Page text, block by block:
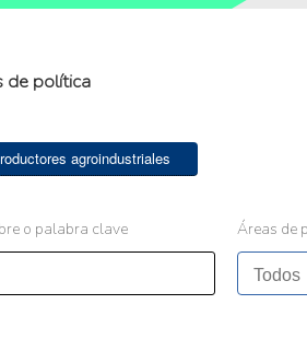
de política
agroindustriales
o palabra clave Áreas de